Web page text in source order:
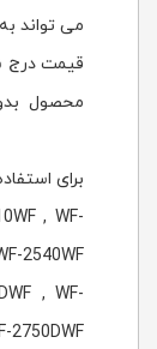
می تواند
قیمت درج
محصول
برای
, WF-
2540WF
, WF-
2750DWF